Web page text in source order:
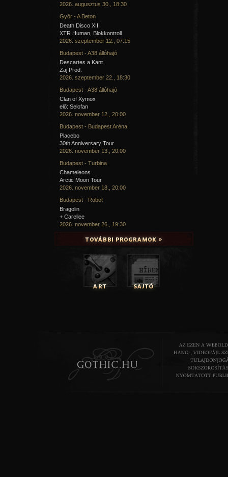
2026. augusztus 30., 18:30
Győr - A Beton
Death Disco XIII
XTR Human, Blokkontroll
2026. szeptember 12., 07:15
Budapest - A38 állóhajó
Descartes a Kant
Zaj Prod.
2026. szeptember 22., 18:30
Budapest - A38 állóhajó
Clan of Xymox
elő: Selofan
2026. november 12., 20:00
Budapest - Budapest Aréna
Placebo
30th Anniversary Tour
2026. november 13., 20:00
Budapest - Turbina
Chameleons
Arctic Moon Tour
2026. november 18., 20:00
Budapest - Robot
Bragolin
+ Carellee
2026. november 26., 19:30